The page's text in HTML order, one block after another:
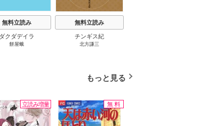
無料立読み
ダクダデイラ
餅屋蛾
無料立読み
チンギス紀
北方謙三
もっと見る
立読み増量 無料